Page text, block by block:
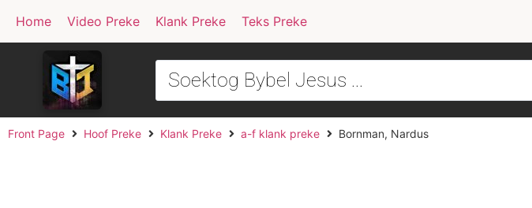
Home Video Preke Klank Preke Teks Preke
Front Page Hoof Preke Klank Preke a-f klank preke Bornman, Nardus